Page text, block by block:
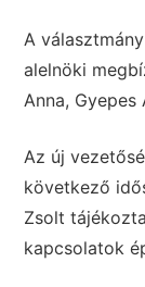
A
alelnöki
Anna,
Az új
következő
Zsolt
kapcsolatok